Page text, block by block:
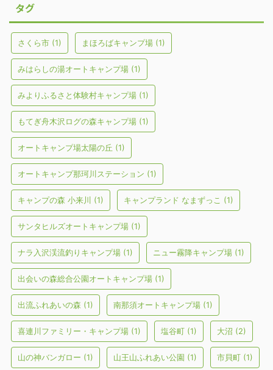
タグ
さくら市 (1) まほろばキャンプ場 (1)
みはらしの湯オートキャンプ場 (1)
みよりふるさと体験村キャンプ場 (1)
もてぎ舟木沢ログの森キャンプ場 (1)
オートキャンプ場太陽の丘 (1)
オートキャンプ那珂川ステーション (1)
キャンプの森 小来川 (1) キャンプランド なまずっこ (1)
サンタヒルズオートキャンプ場 (1)
ナラ入沢渓流釣りキャンプ場 (1) ニュー霧降キャンプ場 (1)
出会いの森総合公園オートキャンプ場 (1)
出流ふれあいの森 (1) 南那須オートキャンプ場 (1)
喜連川ファミリー・キャンプ場 (1) 塩谷町 (1) 大沼 (2)
山の神バンガロー (1) 山王山ふれあい公園 (1) 市貝町 (1)